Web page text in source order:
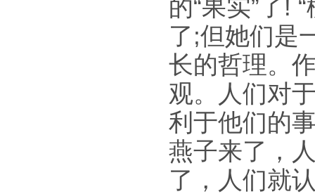
的“果实”了!
了;但她们是
长的哲理。
观。人们对
利于他们的
燕子来了，
了，人们就